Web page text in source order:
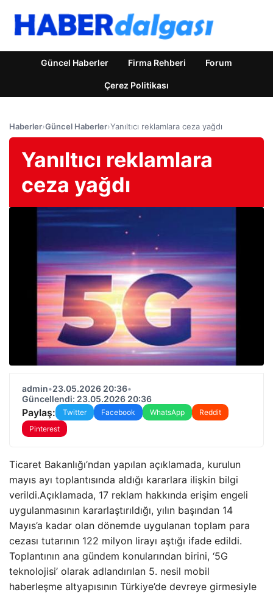
Güncel Haberler Firma Rehberi Forum
Çerez Politikası
Haberler›Güncel Haberler›Yanıltıcı reklamlara ceza yağdı
Yanıltıcı reklamlara
ceza yağdı
admin•23.05.2026 20:36•
Güncellendi: 23.05.2026 20:36
Paylaş: Twitter Facebook WhatsApp
Reddit
Pinterest
Ticaret Bakanlığı’ndan yapılan açıklamada, kurulun
mayıs ayı toplantısında aldığı kararlara ilişkin bilgi
verildi.Açıklamada, 17 reklam hakkında erişim engeli
uygulanmasının kararlaştırıldığı, yılın başından 14
Mayıs’a kadar olan dönemde uygulanan toplam para
cezası tutarının 122 milyon lirayı aştığı ifade edildi.
Toplantının ana gündem konularından birini, ‘5G
teknolojisi’ olarak adlandırılan 5. nesil mobil
haberleşme altyapısının Türkiye’de devreye girmesiyle